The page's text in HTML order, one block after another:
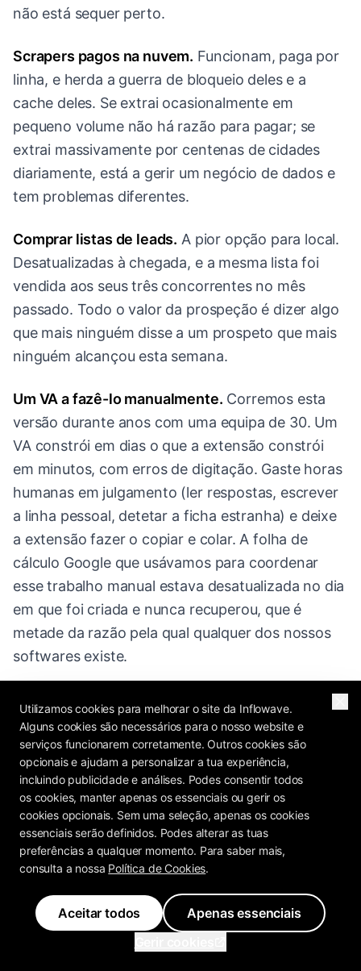
não está sequer perto.
Scrapers pagos na nuvem. Funcionam, paga por
linha, e herda a guerra de bloqueio deles e a
cache deles. Se extrai ocasionalmente em
pequeno volume não há razão para pagar; se
extrai massivamente por centenas de cidades
diariamente, está a gerir um negócio de dados e
tem problemas diferentes.
Comprar listas de leads. A pior opção para local.
Desatualizadas à chegada, e a mesma lista foi
vendida aos seus três concorrentes no mês
passado. Todo o valor da prospeção é dizer algo
que mais ninguém disse a um prospeto que mais
ninguém alcançou esta semana.
Um VA a fazê-lo manualmente. Corremos esta
versão durante anos com uma equipa de 30. Um
VA constrói em dias o que a extensão constrói
em minutos, com erros de digitação. Gaste horas
humanas em julgamento (ler respostas, escrever
a linha pessoal, detetar a ficha estranha) e deixe
a extensão fazer o copiar e colar. A folha de
cálculo Google que usávamos para coordenar
esse trabalho manual estava desatualizada no dia
em que foi criada e nunca recuperou, que é
metade da razão pela qual qualquer dos nossos
softwares existe.
Do CSV ao pipeline a
funcionar
A exportação é uma folha de cálculo; o dinheiro
está no que acontece a seguir. Setup mínimo
viável:
Importe para qualquer CRM que use.
Mantenha as colunas de avaliação, contagem
de reviews e site como campos personalizados,
Utilizamos cookies para melhorar o site da Inflowave.
Alguns cookies são necessários para o nosso website e
serviços funcionarem corretamente. Outros cookies são
opcionais e ajudam a personalizar a tua experiência,
incluindo publicidade e análises. Podes consentir todos
os cookies, manter apenas os essenciais ou gerir os
cookies opcionais. Sem uma seleção, apenas os cookies
essenciais serão definidos. Podes alterar as tuas
preferências a qualquer momento. Para saber mais,
consulta a nossa Política de Cookies.
Aceitar todos
Apenas essenciais